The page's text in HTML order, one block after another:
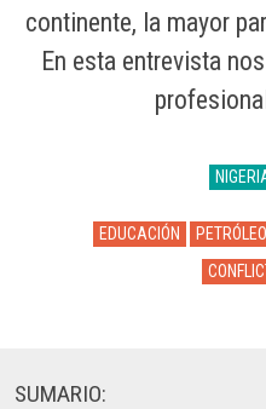
continente, la mayor
En esta entrevista
EDUCACIÓN PETRÓLEO
SUMARIO: